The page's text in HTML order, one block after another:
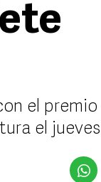
el
el jueves